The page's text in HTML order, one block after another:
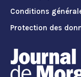
Conditions
Protection des